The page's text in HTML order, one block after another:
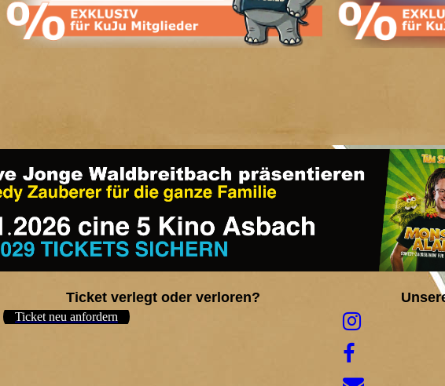
Ticket verlegt oder verloren?
Ticket neu anfordern